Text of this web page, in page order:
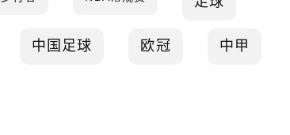
中国足球 欧冠 中甲